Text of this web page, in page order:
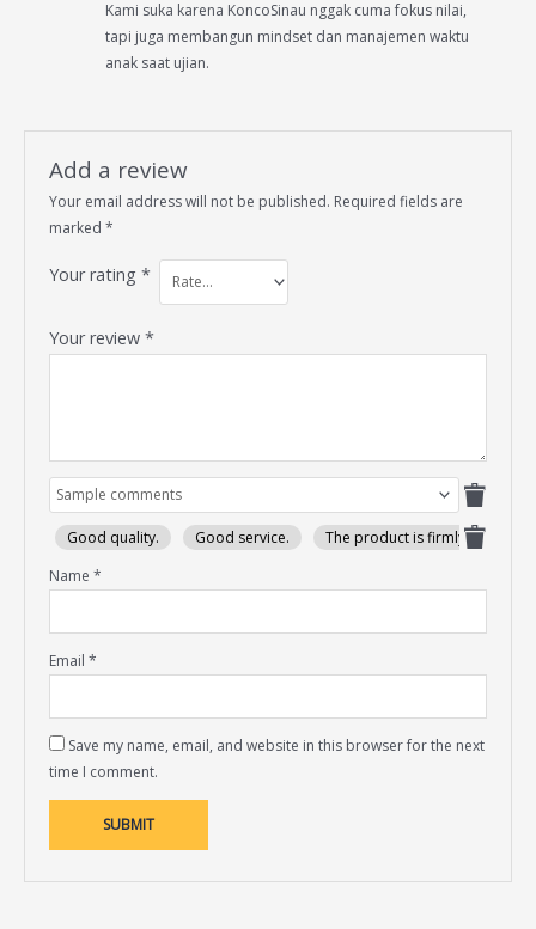
of 5
Kami suka karena KoncoSinau nggak cuma fokus nilai,
tapi juga membangun mindset dan manajemen waktu
anak saat ujian.
Add a review
Your email address will not be published. Required fields are
marked*
Your rating*
Your review*
Good quality. Good service.
The product is firmly packed.
Name*
Email*
Save my name, email, and website in this browser for the next
time I comment.